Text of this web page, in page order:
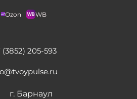
Ozon WB
(3852) 205-593
г. Барнаул